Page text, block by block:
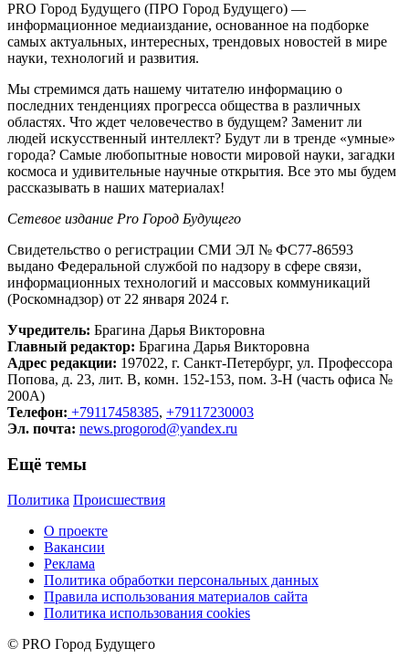
PRO Город Будущего (ПРО Город Будущего) —
информационное медиаиздание, основанное на подборке
самых актуальных, интересных, трендовых новостей в мире
науки, технологий и развития.
Мы стремимся дать нашему читателю информацию о
последних тенденциях прогресса общества в различных
областях. Что ждет человечество в будущем? Заменит ли
людей искусственный интеллект? Будут ли в тренде «умные»
города? Самые любопытные новости мировой науки, загадки
космоса и удивительные научные открытия. Все это мы будем
рассказывать в наших материалах!
Сетевое издание Рrо Город Будущего
Свидетельство о регистрации СМИ ЭЛ № ФС77-86593
выдано Федеральной службой по надзору в сфере связи,
информационных технологий и массовых коммуникаций
(Роскомнадзор) от 22 января 2024 г.
Учредитель: Брагина Дарья Викторовна
Главный редактор: Брагина Дарья Викторовна
Адрес редакции: 197022, г. Санкт-Петербург, ул. Профессора
Попова, д. 23, лит. В, комн. 152-153, пом. 3-Н (часть офиса №
200А)
Телефон: +79117458385, +79117230003
Эл. почта: news.progorod@yandex.ru
Ещё темы
Политика Происшествия
О проекте
Вакансии
Реклама
Политика обработки персональных данных
Правила использования материалов сайта
Политика использования cookies
© PRO Город Будущего